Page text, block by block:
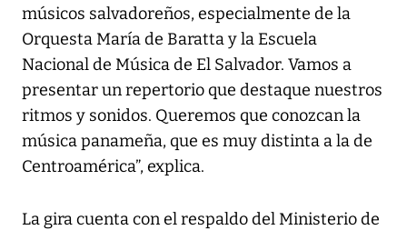
músicos salvadoreños, especialmente de la
Orquesta María de Baratta y la Escuela
Nacional de Música de El Salvador. Vamos a
presentar un repertorio que destaque nuestros
ritmos y sonidos. Queremos que conozcan la
música panameña, que es muy distinta a la de
Centroamérica”, explica.
La gira cuenta con el respaldo del Ministerio de